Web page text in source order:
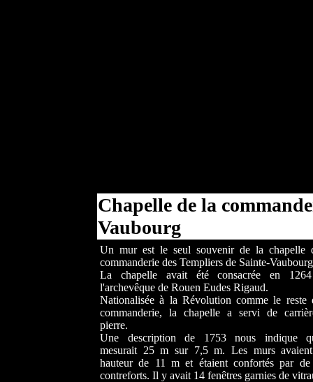
Chapelle de la
Vaubourg
Un mur est le seul souvenir de la chapelle
commanderie des Templiers de Sainte-
La chapelle avait été consacrée en
l'archevêque de Rouen Eudes Rigaud.
Nationalisée à la Révolution comme le reste
commanderie, la chapelle a servi de
pierre.
Une description de 1753 nous indique
mesurait 25 m sur 7,5 m. Les murs
hauteur de 11 m et étaient confortés par de
contreforts. Il y avait 14 fenêtres garnies de